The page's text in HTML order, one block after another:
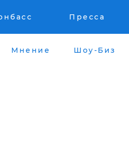
Пресса
Мнение Шоу-Биз